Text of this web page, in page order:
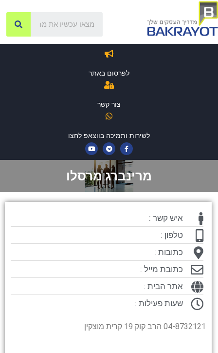
לפרסום באתר
צור קשר
לשירות ותמיכה בווצאפ לחצו
מרינברג מרסלו
איש קשר :
טלפון :
כתובות :
כתובת מייל :
אתר הבית :
שעות פעילות :
04-8732121 הרב קוק 19 קרית מוצקין